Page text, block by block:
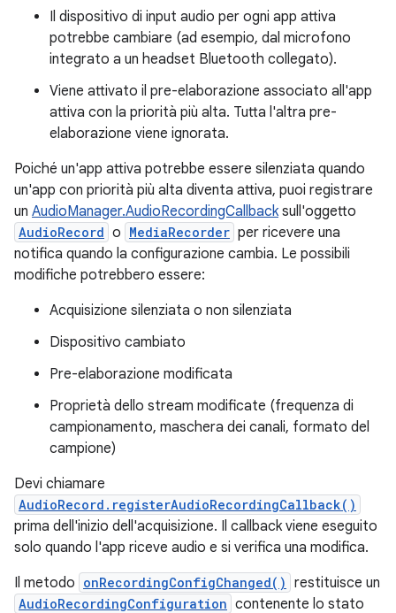
Il dispositivo di input audio per ogni app attiva
potrebbe cambiare (ad esempio, dal microfono
integrato a un headset Bluetooth collegato).
Viene attivato il pre-elaborazione associato all'app
attiva con la priorità più alta. Tutta l'altra pre-
elaborazione viene ignorata.
Poiché un'app attiva potrebbe essere silenziata quando
un'app con priorità più alta diventa attiva, puoi registrare
un AudioManager.AudioRecordingCallbacksull'oggetto
AudioRecord o MediaRecorder per ricevere una
notifica quando la configurazione cambia. Le possibili
modifiche potrebbero essere:
Acquisizione silenziata o non silenziata
Dispositivo cambiato
Pre-elaborazione modificata
Proprietà dello stream modificate (frequenza di
campionamento, maschera dei canali, formato del
campione)
Devi chiamare
AudioRecord.registerAudioRecordingCallback()
prima dell'inizio dell'acquisizione. Il callback viene eseguito
solo quando l'app riceve audio e si verifica una modifica.
Il metodo onRecordingConfigChanged() restituisce un
AudioRecordingConfiguration contenente lo stato